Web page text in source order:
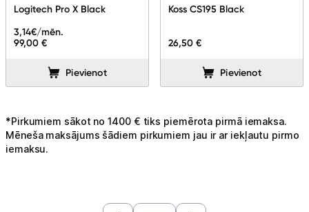
Logitech Pro X Black
99,00 €
3,14€/mēn.
Pievienot
Koss CS195 Black
26,50 €
Pievienot
*Pirkumiem sākot no 1400 € tiks piemērota pirmā iemaksa.
Mēneša maksājums šādiem pirkumiem jau ir ar iekļautu pirmo
iemaksu.